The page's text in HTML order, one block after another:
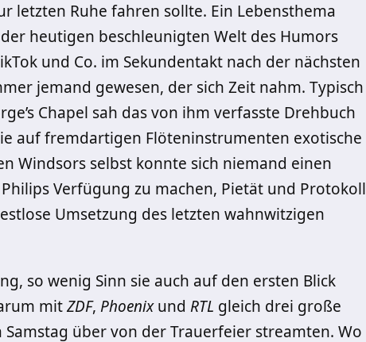
letzten Ruhe fahren sollte. Ein Lebensthema
heutigen beschleunigten Welt des Humors
und Co. im Sekundentakt nach der nächsten
jemand gewesen, der sich Zeit nahm. Typisch
Chapel sah das von ihm verfasste Drehbuch
auf fremdartigen Flöteninstrumenten exotische
Windsors selbst konnte sich niemand einen
Verfügung zu machen, Pietät und Protokoll
Umsetzung des letzten wahnwitzigen
so wenig Sinn sie auch auf den ersten Blick
mitZDF, Phoenixund RTL gleich drei große
über von der Trauerfeier streamten. Wo